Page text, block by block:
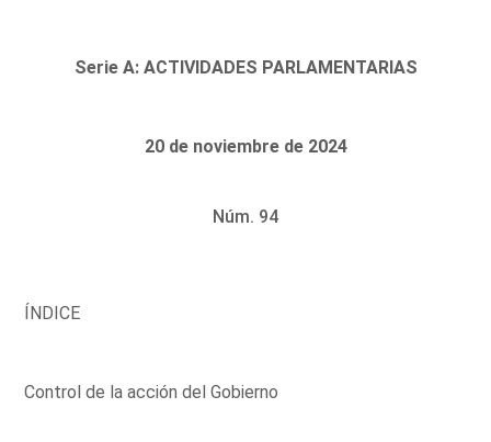
Serie A: ACTIVIDADES PARLAMENTARIAS
20 de noviembre de 2024
Núm. 94
ÍNDICE
Control de la acción del Gobierno